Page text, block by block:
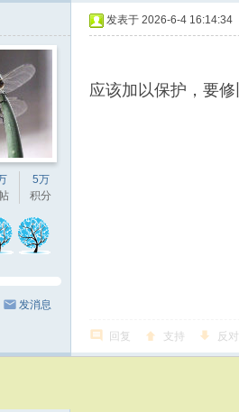
5万
积分
发消息
发表于 2026-6-4 16:14:34
应该加以保护，要
回复 支持 反对